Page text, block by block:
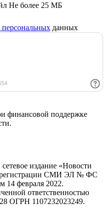
Не более 25 МБ
персональных данных
финансовой поддержке
издание «Новости
регистрации СМИ ЭЛ № ФС
14 февраля 2022.
ответственностью
ОГРН 1107232023249.